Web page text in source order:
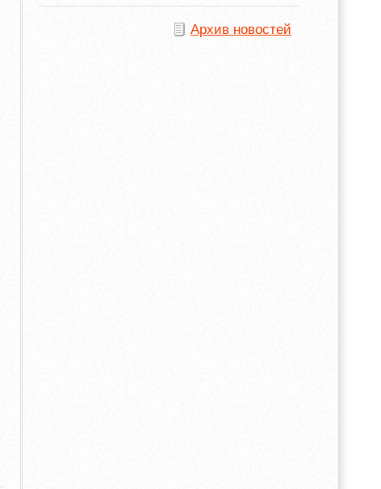
Архив новостей